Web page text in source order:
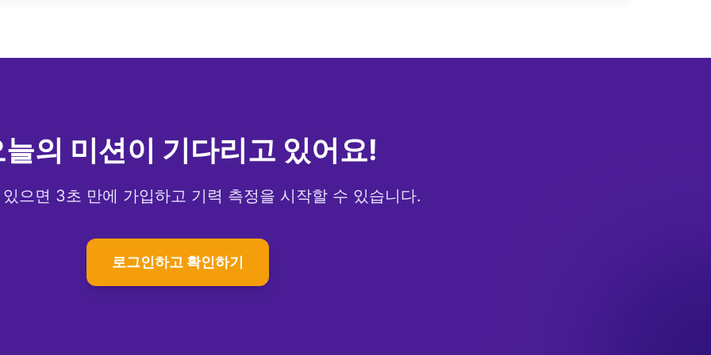
의 미션이 기다리고 있어요!
으면 3초 만에 가입하고 기력 측정을 시작할 수 있습니다.
로그인하고 확인하기